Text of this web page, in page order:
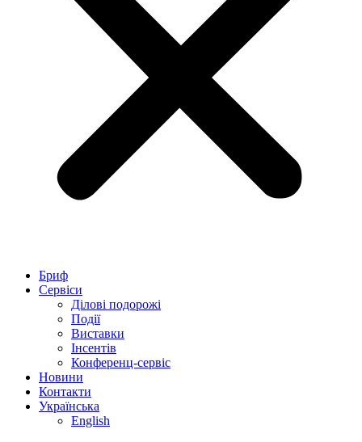
Бриф
Сервіси
Ділові подорожі
Події
Виставки
Інсентів
Конференц-сервіс
Новини
Контакти
Українська
English